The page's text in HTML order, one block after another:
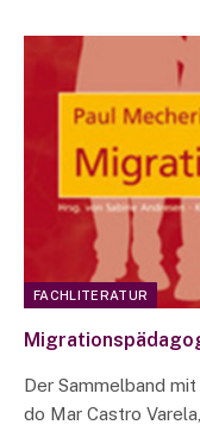
FACHLITERATUR
Der Sammelband
do Mar Castro